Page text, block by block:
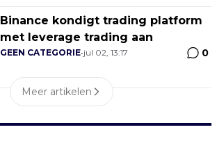
Binance kondigt trading platform
met leverage trading aan
GEEN CATEGORIE•jul 02, 13:17 0
Meer artikelen